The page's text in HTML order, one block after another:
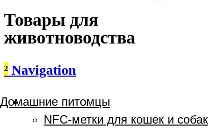
Товары для
животноводства
² Navigation
Домашние питомцы
NFC-метки для кошек и собак